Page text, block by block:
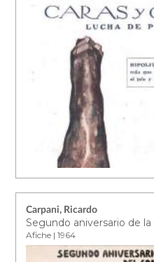
Carpani, Ricardo
Afiche | 1964